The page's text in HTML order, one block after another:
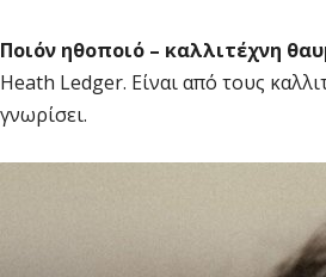
Ποιόν ηθοποιό – καλλιτέχνη
Heath Ledger. Είναι από τους
γνωρίσει.